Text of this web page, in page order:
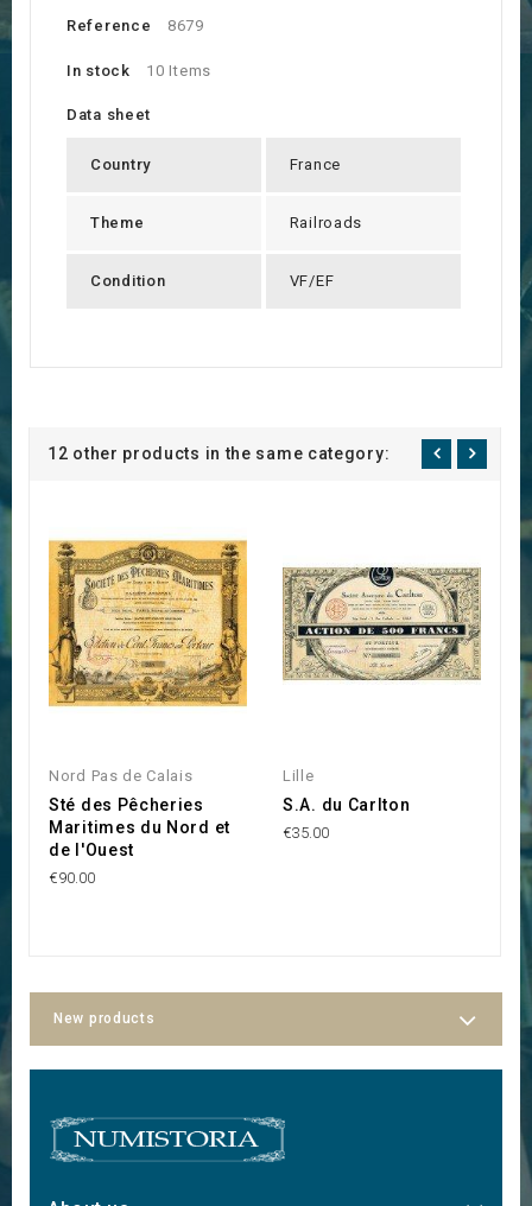
Reference 8679
In stock 10 Items
Data sheet
Country France
Theme Railroads
Condition VF/EF
12 other products in the same category:
Nord Pas de Calais
Sté des Pêcheries
Maritimes du Nord et
de l'Ouest
€90.00
Lille
S.A. du Carlton
€35.00
New products